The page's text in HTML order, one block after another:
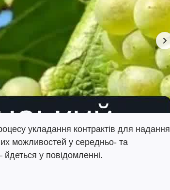
укладання контрактів для надання
можливостей у середньо- та
йдеться у повідомленні.